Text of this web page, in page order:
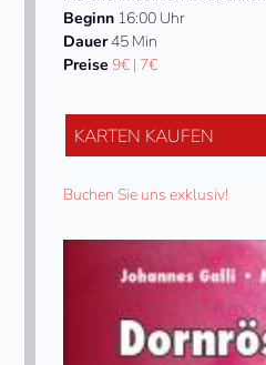
Beginn 16:00 Uhr
Dauer45 Min
Preise 9€ | 7€
KARTEN KAUFEN
Buchen Sie uns exklusiv!